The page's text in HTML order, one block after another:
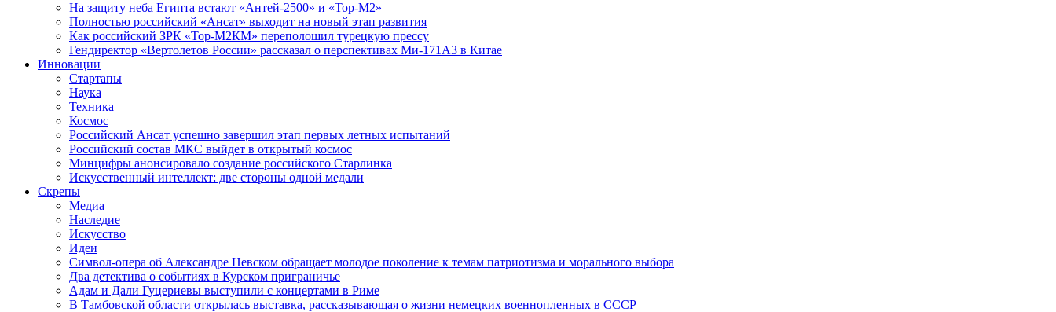
На защиту неба Египта встают «Антей-2500» и «Тор-М2»
Полностью российский «Ансат» выходит на новый этап развития
Как российский ЗРК «Тор-М2КМ» переполошил турецкую прессу
Гендиректор «Вертолетов России» рассказал о перспективах Ми-171А3 в Китае
Инновации
Стартапы
Наука
Техника
Космос
Российский Ансат успешно завершил этап первых летных испытаний
Российский состав МКС выйдет в открытый космос
Минцифры анонсировало создание российского Старлинка
Искусственный интеллект: две стороны одной медали
Скрепы
Медиа
Наследие
Искусство
Идеи
Символ-опера об Александре Невском обращает молодое поколение к темам патриотизма и морального выбора
Два детектива о событиях в Курском приграничье
Адам и Дали Гуцериевы выступили с концертами в Риме
В Тамбовской области открылась выставка, рассказывающая о жизни немецких военнопленных в СССР